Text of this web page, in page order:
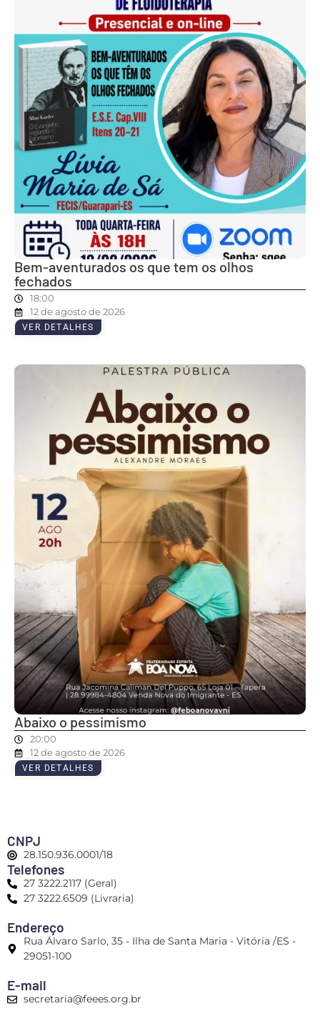
Bem-aventurados os que tem os olhos
fechados
18:00
12 de agosto de 2026
VER DETALHES
Abaixo o pessimismo
20:00
12 de agosto de 2026
VER DETALHES
CNPJ
28.150.936.0001/18
Telefones
27 3222.2117 (Geral)
27 3222.6509 (Livraria)
Endereço
Rua Álvaro Sarlo, 35 - Ilha de Santa Maria - Vitória /ES -
29051-100
E-mail
secretaria@feees.org.br